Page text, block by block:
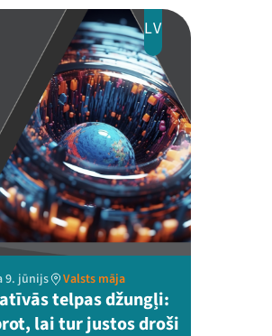
LV
9. jūnijs Valsts māja
telpas džungļi:
lai tur justos droši